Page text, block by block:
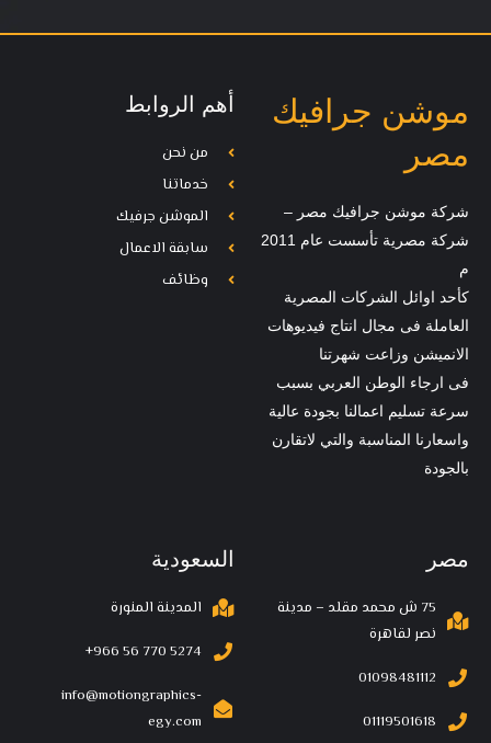
موشن جرافيك
مصر
شركة موشن جرافيك مصر –
شركة مصرية تأسست عام 2011
م
كأحد اوائل الشركات المصرية
العاملة فى مجال انتاج فيديوهات
الانميشن وزاعت شهرتنا
فى ارجاء الوطن العربي بسبب
سرعة تسليم اعمالنا بجودة عالية
واسعارنا المناسبة والتي لاتقارن
بالجودة
أهم الروابط
من نحن
خدماتنا
الموشن جرفيك
سابقة الاعمال
وظائف
مصر
75 ش محمد مقلد – مدينة
نصر لقاهرة
01098481112
01119501618
السعودية
المدينة المنورة
‪+966 56 770 5274‬
info@motiongraphics-
egy.com